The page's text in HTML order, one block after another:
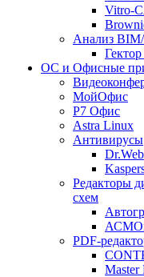
Vitro-
Анализ
ОС и Офисные
МойОфис
P7 Офис
Astra Linux
Антивирусы
Dr.Web
Редакторы
схем
PDF-
Master